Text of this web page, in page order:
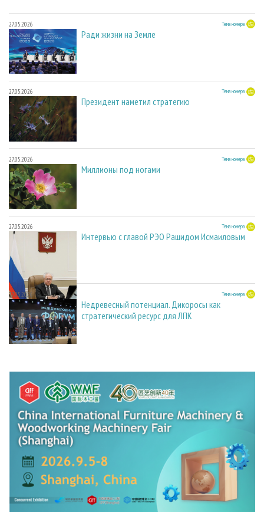
27.05.2026 Тема номера
Ради жизни на Земле
27.05.2026 Тема номера
Президент наметил стратегию
27.05.2026 Тема номера
Миллионы под ногами
27.05.2026 Тема номера
Интервью с главой РЭО Рашидом Исмаиловым
27.05.2026 Тема номера
Недревесный потенциал. Дикоросы как
стратегический ресурс для ЛПК